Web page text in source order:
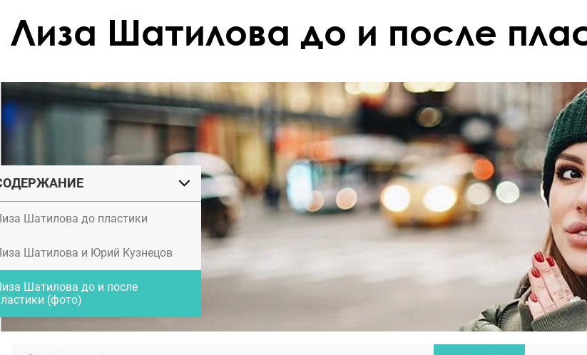
Шатилова до пластики
Шатилова и Юрий Кузнецов
Шатилова до и после
(фото)
Лиза Шатилова до и после